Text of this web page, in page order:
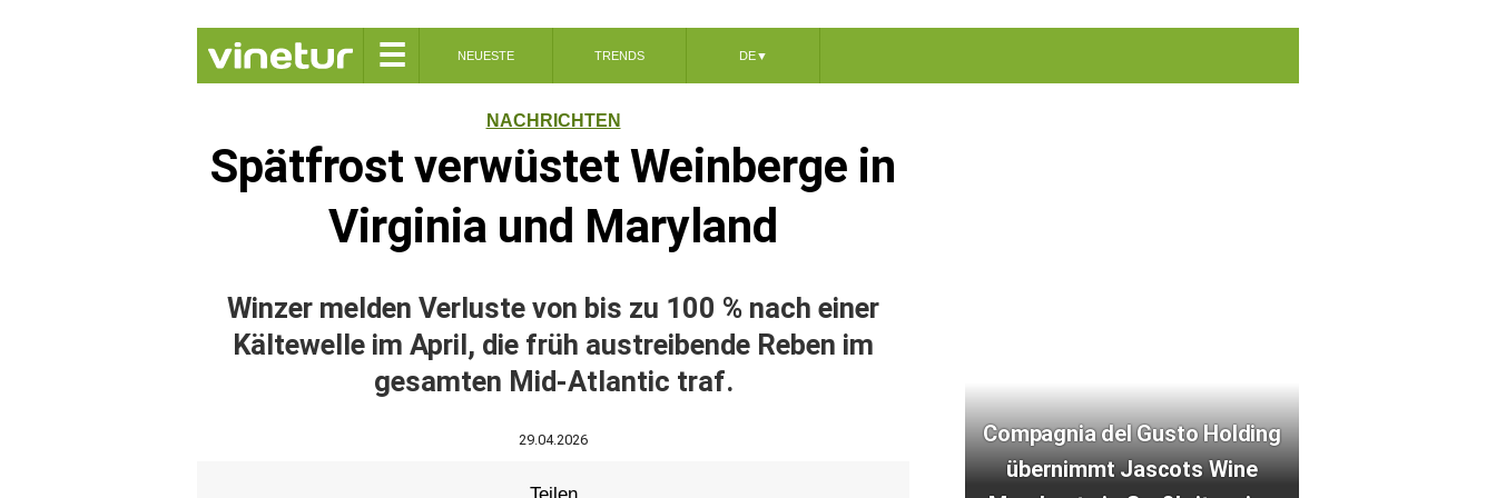
☰ NEUESTE TRENDS DE▼
NACHRICHTEN
Spätfrost verwüstet Weinberge in
Virginia und Maryland
Winzer melden Verluste von bis zu 100 % nach einer
Kältewelle im April, die früh austreibende Reben im
gesamten Mid-Atlantic traf.
29.04.2026
Compagnia del Gusto Holding
übernimmt Jascots Wine